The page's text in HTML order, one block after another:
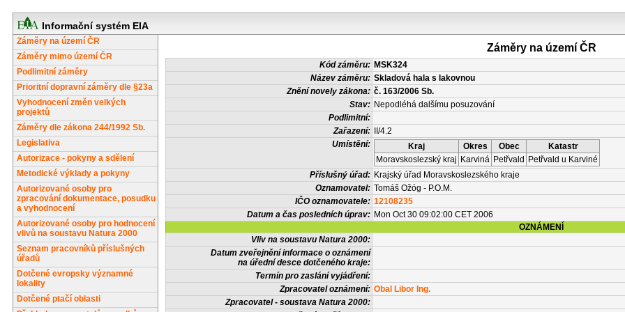
Informační systém EIA
Záměry na území ČR
Záměry mimo území ČR
Podlimitní záměry
Prioritní dopravní záměry dle §23a
Vyhodnocení změn velkých
projektů
Záměry dle zákona 244/1992 Sb.
Legislativa
Autorizace - pokyny a sdělení
Metodické výklady a pokyny
Autorizované osoby pro
zpracování dokumentace, posudku
a vyhodnocení
Autorizované osoby pro hodnocení
vlivů na soustavu Natura 2000
Seznam pracovníků příslušných
úřadů
Dotčené evropsky významné
lokality
Dotčené ptačí oblasti
Záměry na území ČR
Kód záměru: MSK324
Název záměru: Skladová hala s lakovnou
Znění novely zákona: č. 163/2006 Sb.
Stav: Nepodléhá dalšímu posuzování
Podlimitní:
Zařazení:
II/4.2
Umístění:
Kraj Okres Obec
Katastr
Moravskoslezský kraj Karviná Petřvald
Petřvald u Karviné
Příslušný úřad: Krajský úřad Moravskoslezského kraje
Oznamovatel: Tomáš Ožóg - P.O.M.
IČO oznamovatele: 12108235
Datum a čas posledních úprav: Mon Oct 30 09:02:00 CET 2006
OZNÁMENÍ
Vliv na soustavu Natura 2000:
Datum zveřejnění informace o oznámení
na úřední desce dotčeného kraje:
Termín pro zaslání vyjádření:
Zpracovatel oznámení: Obal Libor Ing.
Zpracovatel - soustava Natura 2000: